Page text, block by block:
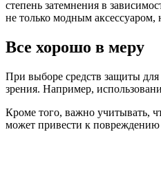
степень затемнения в
не только модным
Все хорошо в меру
При выборе средств защиты
зрения. Например,
Кроме того, важно учитывать,
может привести к повреждению